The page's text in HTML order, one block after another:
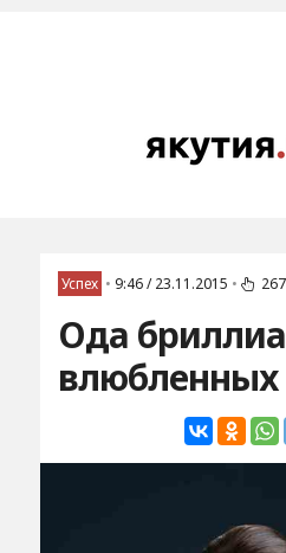
Успех • 9:46 / 23.11.2015 •
Ода
влюбленных